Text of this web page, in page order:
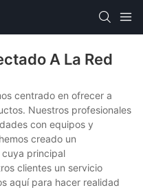
A La Red
centrado en ofrecer a
Nuestros profesionales
con equipos y
creado un
principal
clientes un servicio
aquí para hacer realidad